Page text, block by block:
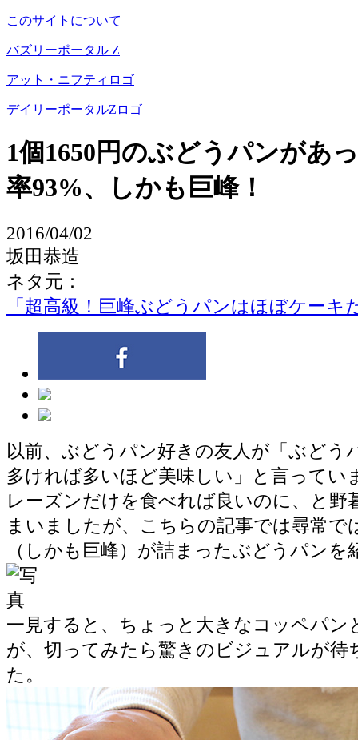
このサイトについて
バズリーポータル Z
アット・ニフティロゴ
デイリーポータルZロゴ
1個1650円のぶどうパンがあ
率93%、しかも巨峰！
2016/04/02
坂田恭造
ネタ元：
「超高級！巨峰ぶどうパンはほぼケーキ
以前、ぶどうパン好きの友人が「ぶどう
多ければ多いほど美味しい」と言ってい
レーズンだけを食べれば良いのに、と野
まいましたが、こちらの記事では尋常で
（しかも巨峰）が詰まったぶどうパンを
一見すると、ちょっと大きなコッペパン
が、切ってみたら驚きのビジュアルが待
た。